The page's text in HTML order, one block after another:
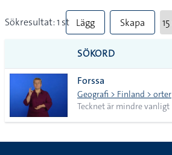
Sökresultat: 1 st Lägg
till
alla i
lista
Skapa
SÖKORD
Forssa
Geografi > Finland > orter
Tecknet är mindre vanligt